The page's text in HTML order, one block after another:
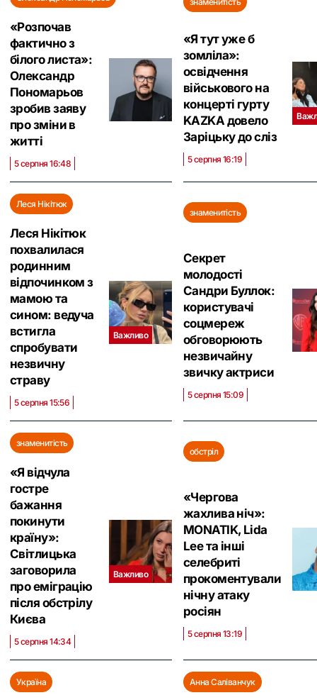
«Розпочав
фактично з
білого листа»:
Олександр
Пономарьов
зробив заяву
про зміни в
житті
5 серпня 16:48
«Я тут уже б
зомліла»:
освідчення
військового на
концерті гурту
KAZKA довело
Заріцьку до сліз
5 серпня 16:19
Важливо
Леся Нікітюк
Леся Нікітюк
похвалилася
родинним
відпочинком з
мамою та
сином: ведуча
встигла
спробувати
незвичну
страву
5 серпня 15:56
знаменитість
Секрет
молодості
Сандри Буллок:
користувачі
соцмереж
обговорюють
незвичайну
звичку актриси
5 серпня 15:09
Важливо
знаменитість
«Я відчула
гостре
бажання
покинути
країну»:
Світлицька
заговорила
про еміграцію
після обстрілу
Києва
5 серпня 14:34
обстріл
«Чергова
жахлива ніч»:
MONATIK, Lida
Lee та інші
селебриті
прокоментували
нічну атаку
росіян
5 серпня 13:19
Україна Анна Саліванчук